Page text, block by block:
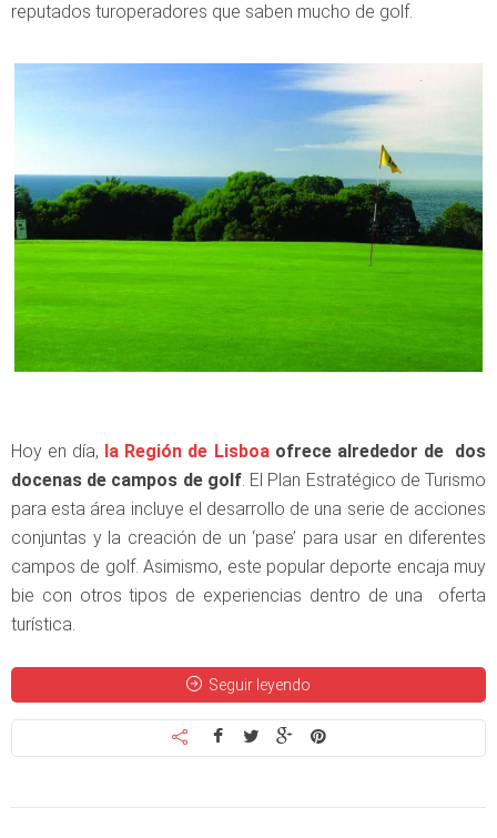
reputados turoperadores que saben mucho de golf.
Hoy en día, la Región de Lisboaofrece alrededor de dos
docenas de campos de golf. El Plan Estratégico de Turismo
para esta área incluye el desarrollo de una serie de acciones
conjuntas y la creación de un ‘pase’ para usar en diferentes
campos de golf. Asimismo, este popular deporte encaja muy
bie con otros tipos de experiencias dentro de una oferta
turística.
Seguir leyendo